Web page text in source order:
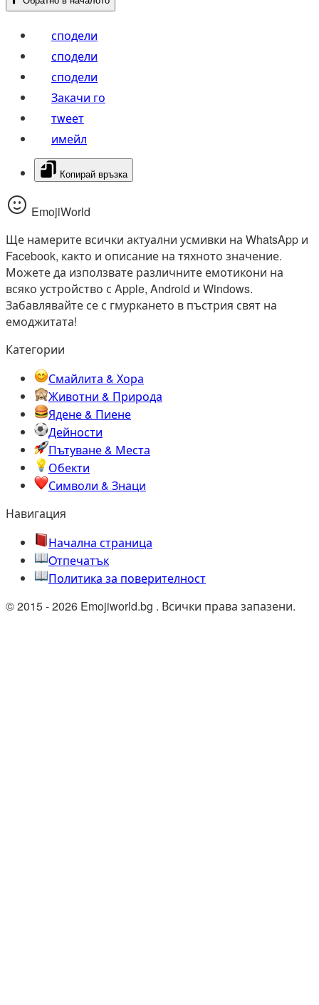
сподели
сподели
сподели
Закачи го
тwеет
имейл
Копирай връзка
EmojiWorld
Ще намерите всички актуални усмивки на WhatsApp и
Facebook, както и описание на тяхното значение.
Можете да използвате различните емотикони на
всяко устройство с Apple, Android и Windows.
Забавлявайте се с гмуркането в пъстрия свят на
емоджитата!
Категории
Смайлита & Хора
Животни & Природа
Ядене & Пиене
Дейности
Пътуване & Места
Обекти
Символи & Знаци
Навигация
Начална страница
Oтпечатък
Политика за поверителност
© 2015 - 2026 Emojiworld.bg . Всички права запазени.